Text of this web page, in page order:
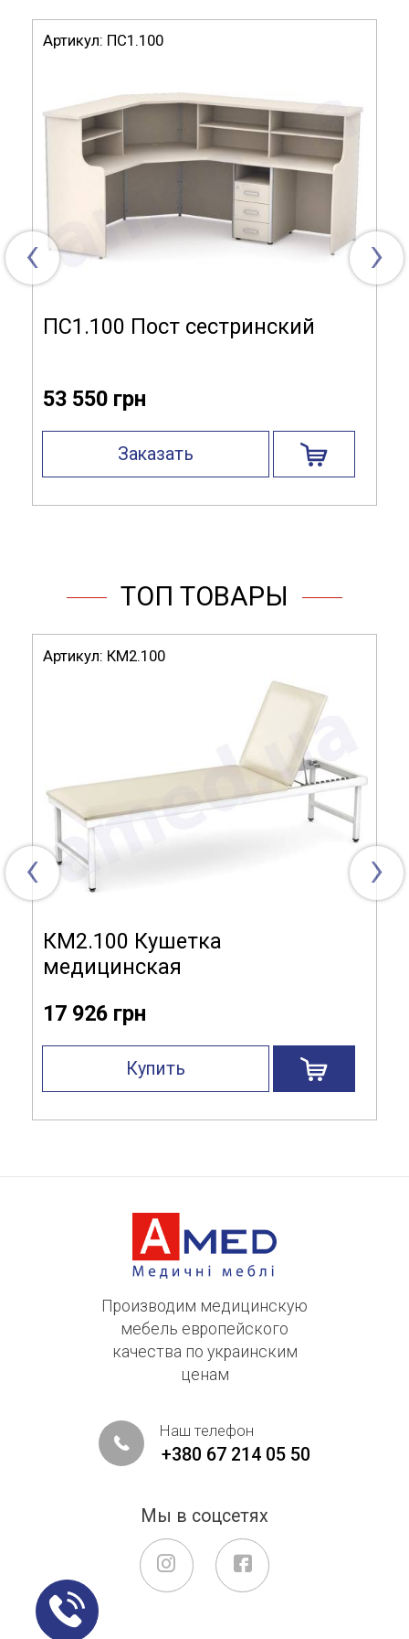
Исполнение: 1 рабочее место.
Размеры (ДхГхВ), мм: 1500х625х1215.
Модель ПС3.100
1500х625х1215 мм
Материал
изготовления:
ламинированная ДСП,
алюминиевый профиль
Комплектация:
надстройка, открытое
‹
Артикул: ПС1.100
ПС1.100 Пост сестринский
53 550 грн
Заказать
›
ТОП ТОВАРЫ
‹
Артикул: КМ2.100
КМ2.100 Кушетка
медицинская
17 926 грн
Купить
›
Производим медицинскую
мебель европейского
качества по украинским
ценам
Наш телефон
+380 67 214 05 50
Мы в соцсетях